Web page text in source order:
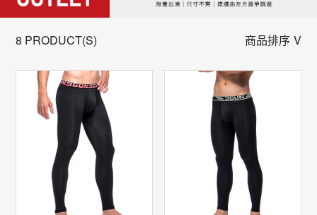
8 PRODUCT(S) 商品排序